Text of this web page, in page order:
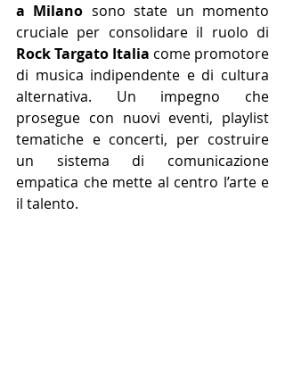
a Milano sono state un momento
Rock Targato Italia come promotore
di musica indipendente e di cultura
alternativa. Un impegno che
prosegue con nuovi eventi, playlist
tematiche e concerti, per costruire
un sistema di comunicazione
empatica che mette al centro l’arte e
il talento.